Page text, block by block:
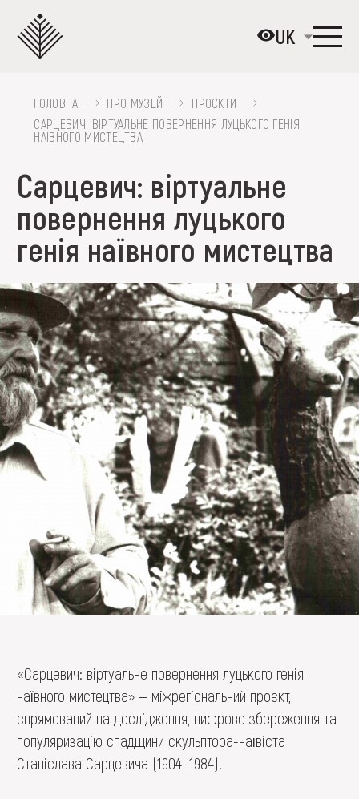
основного
вмісту
UK
ПРО МУЗЕЙ
ВИСТАВКИ ТА ПОДІЇ
МЕДІА
ВІДВІДАТИ
НАВЧИТИСЯ
ПОСЛУГИ
FAQ
ОНЛАЙН-КРАМНИЦЯ
ПІДТРИМАТИ
ГОЛОВНА ПРО МУЗЕЙ
ПРОЄКТИ
САРЦЕВИЧ: ВІРТУАЛЬНЕ ПОВЕРНЕННЯ ЛУЦЬКОГО ГЕНІЯ
НАЇВНОГО МИСТЕЦТВА
Сарцевич: віртуальне
повернення луцького
генія наївного мистецтва
«Сарцевич: віртуальне повернення луцького генія
наївного мистецтва» — міжрегіональний проєкт,
спрямований на дослідження, цифрове збереження та
популяризацію спадщини скульптора-наївіста
Станіслава Сарцевича (1904–1984).